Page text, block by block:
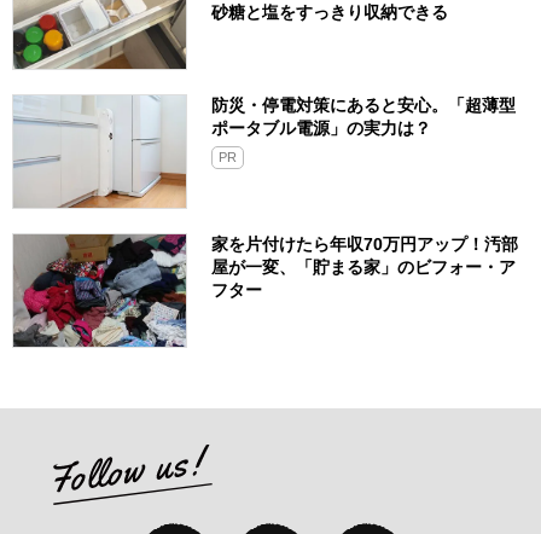
砂糖と塩をすっきり収納できる
防災・停電対策にあると安心。「超薄型
ポータブル電源」の実力は？​
PR
家を片付けたら年収70万円アップ！汚部
屋が一変、「貯まる家」のビフォー・ア
フター